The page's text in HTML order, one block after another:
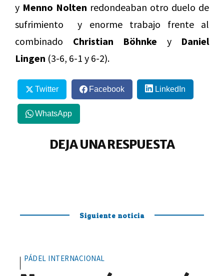
y Menno Nolten redondeaban otro duelo de
sufrimiento y enorme trabajo frente al
combinado Christian Böhnke y Daniel
Lingen (3-6, 6-1 y 6-2).
Twitter Facebook LinkedIn
WhatsApp
DEJA UNA RESPUESTA
Siguiente noticia
PÁDEL INTERNACIONAL